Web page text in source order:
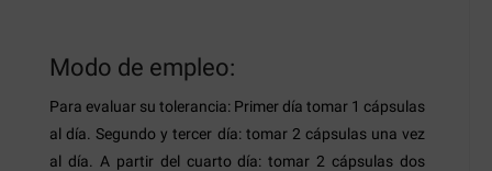
Modo de empleo:
Para evaluar su tolerancia: Primer día tomar 1 cápsulas
al día. Segundo y tercer día: tomar 2 cápsulas una vez
al día. A partir del cuarto día: tomar 2 cápsulas dos